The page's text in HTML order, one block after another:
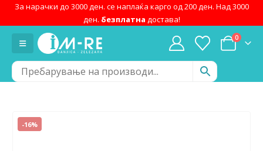
За нарачки до 3000 ден. се наплаќа карго од 200 ден. Над 3000
ден. безплатна достава!
0
-16%